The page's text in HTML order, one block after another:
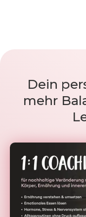
Dein
mehr